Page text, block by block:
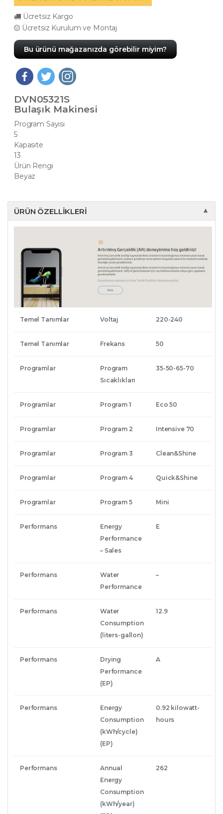
Ücretsiz Kargo
Ücretsiz Kurulum ve Montaj
Bu ürünü mağazanızda görebilir miyim?
DVN05321S
Bulaşık Makinesi
Program Sayısı
5
Kapasite
13
Ürün Rengi
Beyaz
ÜRÜN ÖZELLIKLERI ▼
Temel Tanımlar Voltaj 220-240
Temel Tanımlar Frekans 50
Programlar
Program
Sıcaklıkları
35-50-65-70
Programlar Program 1 Eco 50
Programlar Program 2 Intensive 70
Programlar Program 3 Clean&Shine
Programlar Program 4 Quick&Shine
Programlar Program 5 Mini
Performans
Energy
Performance
– Sales
E
Performans
Water
Performance
–
Performans
Water
Consumption
(liters-gallon)
12.9
Performans
Drying
Performance
(EP)
A
Performans
Energy
Consumption
(kWh/cycle)
(EP)
0.92 kilowatt-
hours
Performans
Annual
Energy
Consumption
(kWh/year)
262